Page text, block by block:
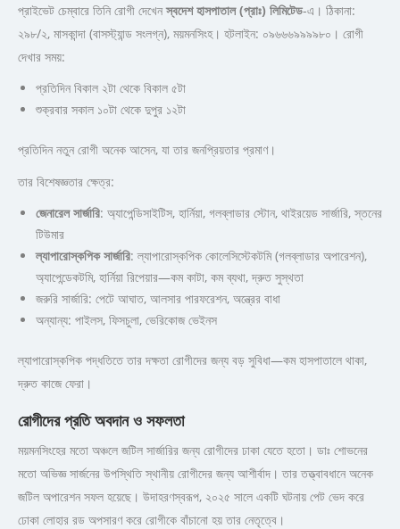
প্রাইভেট চেম্বারে তিনি রোগী দেখেনস্বদেশ হাসপাতাল (প্রাঃ) লিমিটেড-এ। ঠিকানা:
২৯৮/২, মাসকান্দা (বাসস্ট্যান্ড সংলগ্ন), ময়মনসিংহ। হটলাইন: ০৯৬৬৬৯৯৯৯৮০। রোগী
দেখার সময়:
প্রতিদিন বিকাল ২টা থেকে বিকাল ৫টা
শুক্রবার সকাল ১০টা থেকে দুপুর ১২টা
প্রতিদিন নতুন রোগী অনেক আসেন, যা তার জনপ্রিয়তার প্রমাণ।
তার বিশেষজ্ঞতার ক্ষেত্র:
জেনারেল সার্জারি: অ্যাপেন্ডিসাইটিস, হার্নিয়া, গলব্লাডার স্টোন, থাইরয়েড সার্জারি, স্তনের
টিউমার
ল্যাপারোস্কপিক সার্জারি: ল্যাপারোস্কপিক কোলেসিস্টেকটমি (গলব্লাডার অপারেশন),
অ্যাপেন্ডেকটমি, হার্নিয়া রিপেয়ার—কম কাটা, কম ব্যথা, দ্রুত সুস্থতা
জরুরি সার্জারি: পেটে আঘাত, আলসার পারফরেশন, অন্ত্রের বাধা
অন্যান্য: পাইলস, ফিসচুলা, ভেরিকোজ ভেইনস
ল্যাপারোস্কপিক পদ্ধতিতে তার দক্ষতা রোগীদের জন্য বড় সুবিধা—কম হাসপাতালে থাকা,
দ্রুত কাজে ফেরা।
রোগীদের প্রতি অবদান ও সফলতা
ময়মনসিংহের মতো অঞ্চলে জটিল সার্জারির জন্য রোগীদের ঢাকা যেতে হতো। ডাঃ শোভনের
মতো অভিজ্ঞ সার্জনের উপস্থিতি স্থানীয় রোগীদের জন্য আশীর্বাদ। তার তত্ত্বাবধানে অনেক
জটিল অপারেশন সফল হয়েছে। উদাহরণস্বরূপ, ২০২৫ সালে একটি ঘটনায় পেট ভেদ করে
ঢোকা লোহার রড অপসারণ করে রোগীকে বাঁচানো হয় তার নেতৃত্বে।